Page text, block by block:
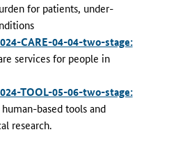
for patients, under-
CARE-04-04-two-stage:
services for people in
TOOL-05-06-two-stage:
based tools and
research.